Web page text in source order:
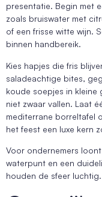
presentatie. Begin met
zoals bruiswater met
of een frisse witte wijn.
binnen handbereik.
Kies hapjes die fris
saladeachtige bites,
koude soepjes in kleine
niet zwaar vallen. Laat
mediterrane borreltafel
het feest een luxe kern
Voor ondernemers
waterpunt en een
houden de sfeer luchtig.